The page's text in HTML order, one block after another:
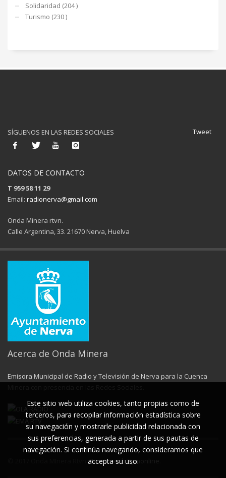
Solidaridad (204 )
Turismo (230 )
Tweet
SÍGUENOS EN LAS REDES SOCIALES
DATOS DE CONTACTO
T 959 58 11 29
Email: radionerva@gmail.com
Onda Minera rtvn.
Calle Argentina, 33. 21670 Nerva, Huelva
Acerca de Onda Minera
Emisora Municipal de Radio y Televisión de Nerva para la Cuenca
© 2017 Onda MInera Rtvn.Diseño web Symonline
Este sitio web utiliza cookies, tanto propias como de
terceros, para recopilar información estadística sobre
su navegación y mostrarle publicidad relacionada con
sus preferencias, generada a partir de sus pautas de
navegación. Si continúa navegando, consideramos que
accepta su uso.